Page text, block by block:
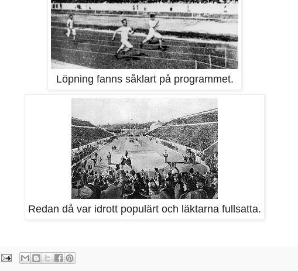
Löpning fanns såklart på programmet.
Redan då var idrott populärt och läktarna fullsatta.